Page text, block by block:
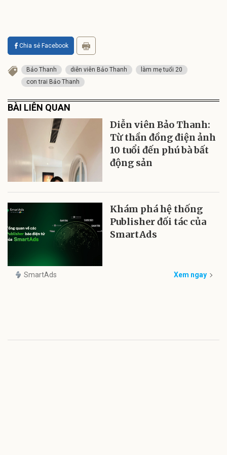
Chia sẻ Facebook
Bảo Thanh diễn viên Bảo Thanh
làm mẹ tuổi 20
con trai Bảo Thanh
BÀI LIÊN QUAN
Diễn viên Bảo Thanh:
Từ thần đồng điện ảnh
10 tuổi đến phú bà bất
động sản
Khám phá hệ thống
Publisher đối tác của
SmartAds
SmartAds Xem ngay